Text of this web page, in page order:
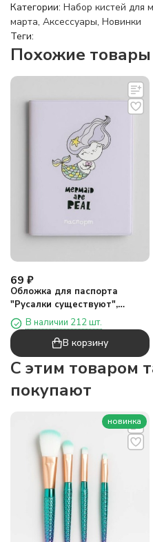
Категории: Набор кистей для
марта, Аксессуары, Новинки
Теги:
Похожие товары
69 ₽
Обложка для паспорта
"Русалки существуют",
плотность 600 мкм
В наличии 212 шт.
В корзину
C этим товаром
покупают
новинка